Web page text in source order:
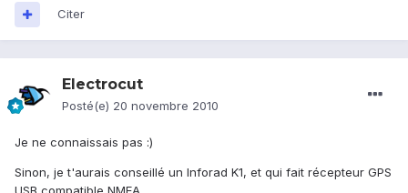
Citer
Electrocut
Posté(e) 20 novembre 2010
Je ne connaissais pas :)
Sinon, je t'aurais conseillé un Inforad K1, et qui fait récepteur GPS